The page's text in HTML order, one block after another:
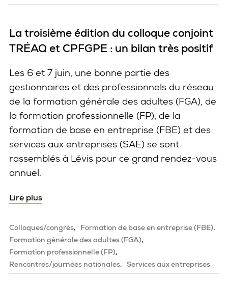
La troisième édition du colloque conjoint
TRÉAQ et CPFGPE : un bilan très positif
Les 6 et 7 juin, une bonne partie des
gestionnaires et des professionnels du réseau
de la formation générale des adultes (FGA), de
la formation professionnelle (FP), de la
formation de base en entreprise (FBE) et des
services aux entreprises (SAE) se sont
rassemblés à Lévis pour ce grand rendez-vous
annuel.
Lire plus
Colloques/congrès
Formation de base en entreprise (FBE)
Formation générale des adultes (FGA)
Formation professionnelle (FP)
Rencontres/journées nationales
Services aux entreprises